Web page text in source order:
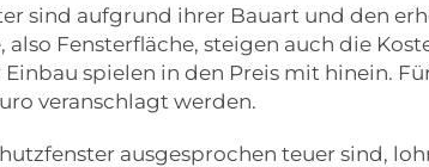
sind aufgrund ihrer Bauart und den
also Fensterfläche, steigen auch die
spielen in den Preis mit hinein.
veranschlagt werden.
ausgesprochen teuer sind,